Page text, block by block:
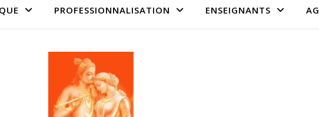
PROFESSIONNALISATION ENSEIGNANTS